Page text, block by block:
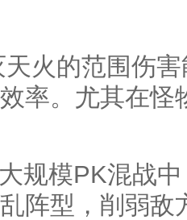
火的范围伤
率。尤其在
规模PK混战
阵型，削弱敌